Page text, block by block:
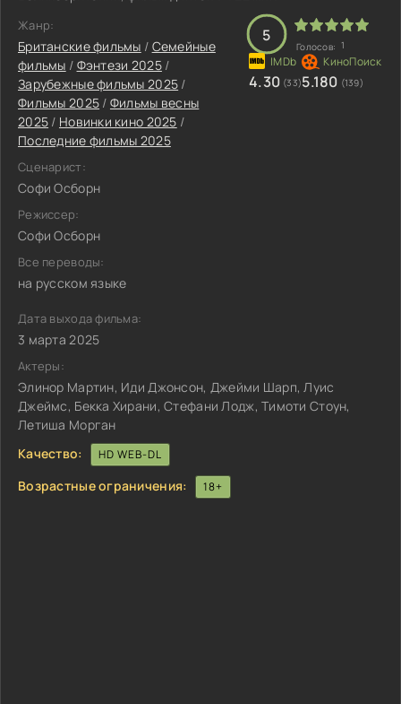
Жанр:
Британские фильмы / Семейные
фильмы / Фэнтези 2025/
Зарубежные фильмы 2025 /
Фильмы 2025 / Фильмы весны
2025 / Новинки кино 2025 /
Последние фильмы 2025
Сценарист:
Софи Осборн
Режиссер:
Софи Осборн
Все переводы:
на русском языке
5
Голосов: 1
4.30 (33)5.180 (139)
Дата выхода фильма:
3 марта 2025
Актеры:
Элинор Мартин, Иди Джонсон, Джейми Шарп, Луис
Джеймс, Бекка Хирани, Стефани Лодж, Тимоти Стоун,
Летиша Морган
Качество:
HD WEB-DL
Возрастные ограничения: 18+